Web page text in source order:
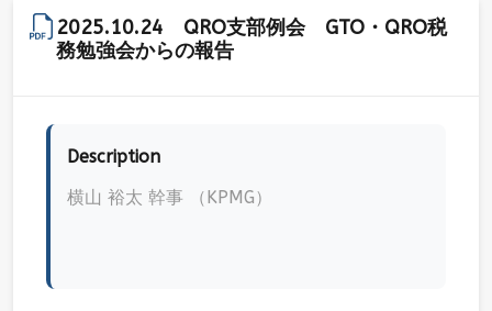
2025.10.24 QRO支部例会 GTO・QRO税
務勉強会からの報告
Description
横山 裕太 幹事 （KPMG）